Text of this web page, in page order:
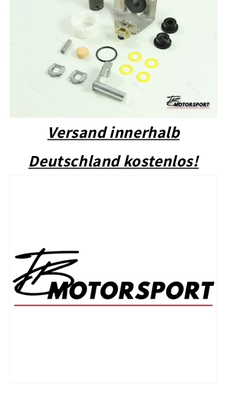
Versand innerhalb
Deutschland kostenlos!